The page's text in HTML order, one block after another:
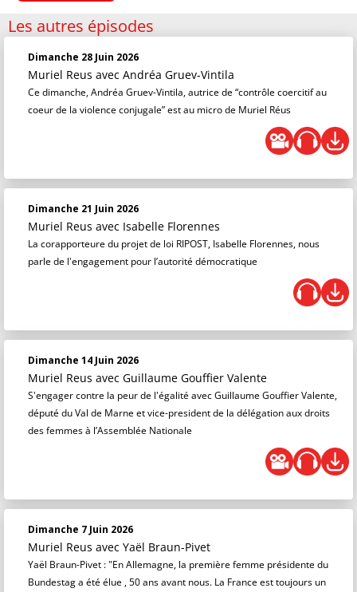
Les autres épisodes
Dimanche 28 Juin 2026
Muriel Reus avec Andréa Gruev-Vintila
Ce dimanche, Andréa Gruev-Vintila, autrice de “contrôle coercitif au
coeur de la violence conjugale” est au micro de Muriel Réus
Dimanche 21 Juin 2026
Muriel Reus avec Isabelle Florennes
La corapporteure du projet de loi RIPOST, Isabelle Florennes, nous
parle de l'engagement pour l’autorité démocratique
Dimanche 14 Juin 2026
Muriel Reus avec Guillaume Gouffier Valente
S'engager contre la peur de l'égalité avec Guillaume Gouffier Valente,
député du Val de Marne et vice-president de la délégation aux droits
des femmes à l’Assemblée Nationale
Dimanche 7 Juin 2026
Muriel Reus avec Yaël Braun-Pivet
Yaël Braun-Pivet : "En Allemagne, la première femme présidente du
Bundestag a été élue , 50 ans avant nous. La France est toujours un